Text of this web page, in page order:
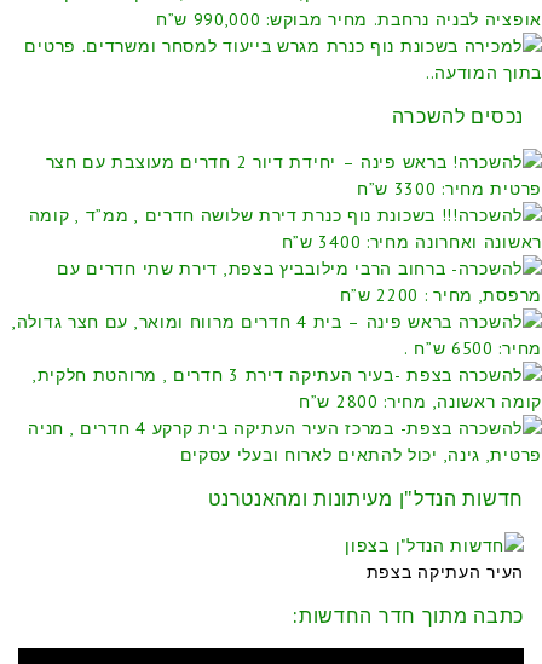
נכסים להשכרה
חדשות הנדל"ן מעיתונות ומהאנטרנט
העיר העתיקה בצפת
כתבה מתוך חדר החדשות: